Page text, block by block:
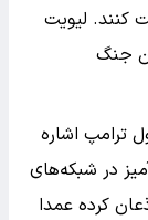
کنند. لیویت
جنگ
ترامپ اشاره
در شبکه‌های
کرده عمدا